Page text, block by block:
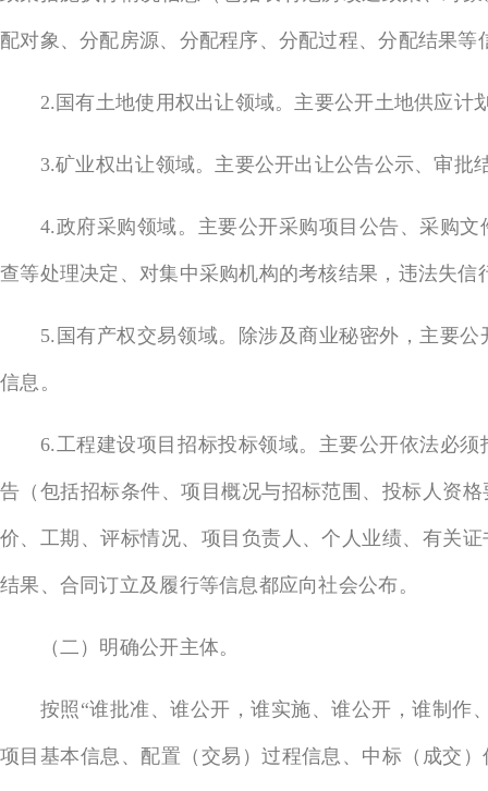
配对象、分配房源、分配程序、分配过程、分配结果等
2.国有土地使用权出让领域。主要公开土地供应计
3.矿业权出让领域。主要公开出让公告公示、审批
4.政府采购领域。主要公开采购项目公告、采购文
查等处理决定、对集中采购机构的考核结果，违法失信
5.国有产权交易领域。除涉及商业秘密外，主要公
信息。
6.工程建设项目招标投标领域。主要公开依法必须
告（包括招标条件、项目概况与招标范围、投标人资
价、工期、评标情况、项目负责人、个人业绩、有关
结果、合同订立及履行等信息都应向社会公布。
（二）明确公开主体。
按照“谁批准、谁公开，谁实施、谁公开，谁制作
项目基本信息、配置（交易）过程信息、中标（成交